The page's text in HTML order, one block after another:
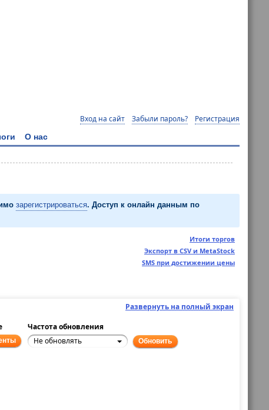
Вход на сайт Забыли пароль? Регистрация
О нас
зарегистрироваться. Доступ к онлайн данным по
Итоги торгов
Экспорт в CSV и MetaStock
SMS при достижении цены
Развернуть на полный экран
Частота обновления
Не обновлять Обновить